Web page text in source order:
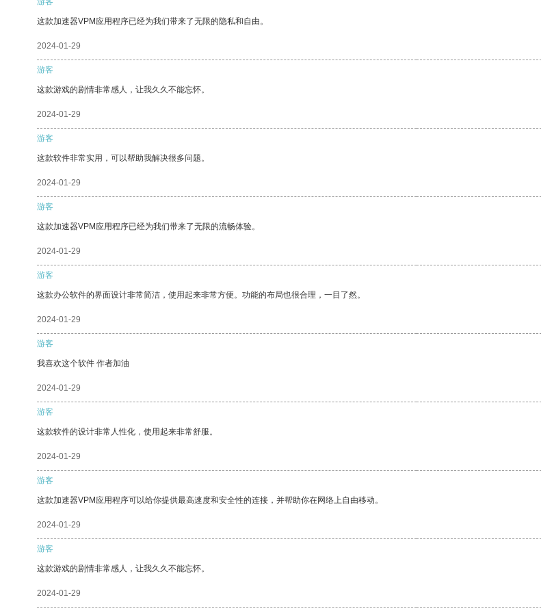
这款加速器VPM应用程序已经为我们带来了无限的隐私和自由。
2024-01-29
游客
这款游戏的剧情非常感人，让我久久不能忘怀。
2024-01-29
游客
这款软件非常实用，可以帮助我解决很多问题。
2024-01-29
游客
这款加速器VPM应用程序已经为我们带来了无限的流畅体验。
2024-01-29
游客
这款办公软件的界面设计非常简洁，使用起来非常方便。功能的布局也很合理，一目了然。
2024-01-29
游客
我喜欢这个软件 作者加油
2024-01-29
游客
这款软件的设计非常人性化，使用起来非常舒服。
2024-01-29
游客
这款加速器VPM应用程序可以给你提供最高速度和安全性的连接，并帮助你在网络上自由移动。
2024-01-29
游客
这款游戏的剧情非常感人，让我久久不能忘怀。
2024-01-29